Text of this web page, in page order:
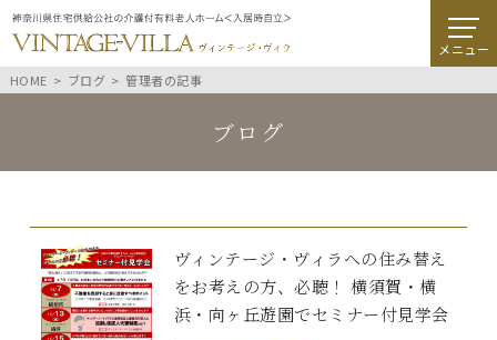
メニュー
HOME
ブログ 管理者の記事
ブログ
ヴィンテージ・ヴィラへの住み替え
をお考えの方、必聴！ 横須賀・横
浜・向ヶ丘遊園でセミナー付見学会